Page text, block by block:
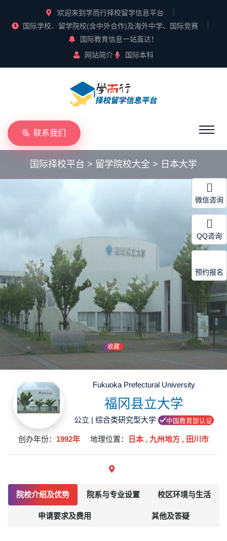
欢迎来到学而行择校留学信息平台
国际学校、留学院校(含中外合作)及海外中学、国际竞赛
国际教育信息一站直达！
网站简介
国际本科
联系我们
国际择校平台 > 留学院校大全 > 日本大学
收藏
Fukuoka Prefectural University
福冈县立大学
公立 | 综合类研究型大学 中国教育部认证
创办年份： 1992年 地理位置： 日本 , 九州地方 , 田川市
院校介绍及优势 院系与专业设置 校区环境与生活
申请要求及费用 其他及答疑
微信咨询
QQ咨询
预约报名